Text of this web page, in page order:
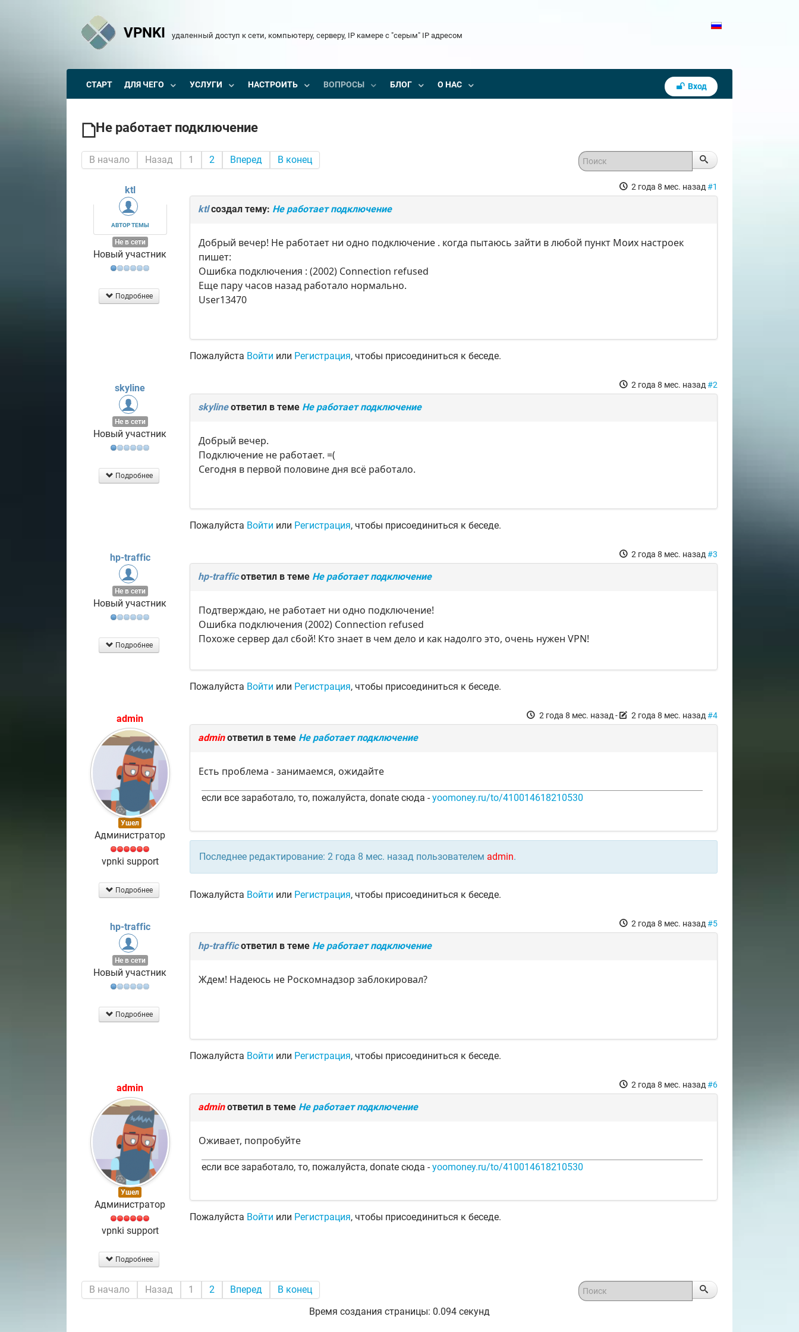
VPNKI удаленный доступ к сети, компьютеру, серверу, IP камере с "серым" IP адресом
СТАРТ ДЛЯ ЧЕГО УСЛУГИ НАСТРОИТЬ ВОПРОСЫ БЛОГ О НАС Вход
Не работает подключение
В начало Назад 1 2 Вперед В конец
ktl
АВТОР ТЕМЫ
Не в сети
Новый участник
Подробнее
2 года 8 мес. назад #1
ktlсоздал тему: Не работает подключение
Добрый вечер! Не работает ни одно подключение . когда пытаюсь зайти в любой пункт Моих настроек
пишет:
Ошибка подключения : (2002) Connection refused
Еще пару часов назад работало нормально.
User13470
Пожалуйста Войти или Регистрация, чтобы присоединиться к беседе.
skyline
Не в сети
Новый участник
Подробнее
2 года 8 мес. назад #2
skylineответил в теме Не работает подключение
Добрый вечер.
Подключение не работает. =(
Сегодня в первой половине дня всё работало.
Пожалуйста Войти или Регистрация, чтобы присоединиться к беседе.
hp-traffic
Не в сети
Новый участник
Подробнее
2 года 8 мес. назад #3
hp-trafficответил в теме Не работает подключение
Подтверждаю, не работает ни одно подключение!
Ошибка подключения (2002) Connection refused
Похоже сервер дал сбой! Кто знает в чем дело и как надолго это, очень нужен VPN!
Пожалуйста Войти или Регистрация, чтобы присоединиться к беседе.
admin
Ушел
Администратор
vpnki support
Подробнее
2 года 8 мес. назад - 2 года 8 мес. назад #4
adminответил в теме Не работает подключение
Есть проблема - занимаемся, ожидайте
если все заработало, то, пожалуйста, donate сюда -yoomoney.ru/to/410014618210530
Последнее редактирование: 2 года 8 мес. назад пользователем admin.
Пожалуйста Войти или Регистрация, чтобы присоединиться к беседе.
hp-traffic
Не в сети
Новый участник
Подробнее
2 года 8 мес. назад #5
hp-trafficответил в теме Не работает подключение
Ждем! Надеюсь не Роскомнадзор заблокировал?
Пожалуйста Войти или Регистрация, чтобы присоединиться к беседе.
admin
Ушел
Администратор
vpnki support
Подробнее
2 года 8 мес. назад #6
adminответил в теме Не работает подключение
Оживает, попробуйте
если все заработало, то, пожалуйста, donate сюда -yoomoney.ru/to/410014618210530
Пожалуйста Войти или Регистрация, чтобы присоединиться к беседе.
В начало Назад 1 2 Вперед
В конец
Время создания страницы: 0.094 секунд